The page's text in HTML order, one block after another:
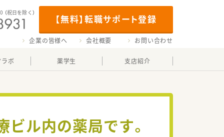
【無料】転職サポート登録
（祝日を除く）
企業の皆様へ 会社概要 お問い合わせ
ボ 薬学生 支店紹介
ル内の薬局です。